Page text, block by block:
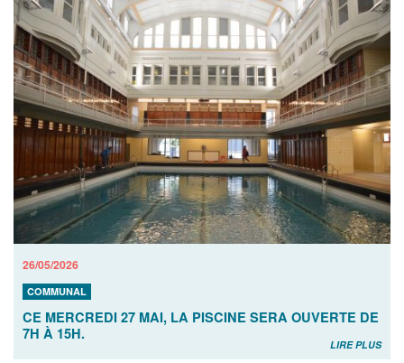
26/05/2026
COMMUNAL
CE MERCREDI 27 MAI, LA PISCINE SERA OUVERTE DE
7H À 15H.
LIRE PLUS